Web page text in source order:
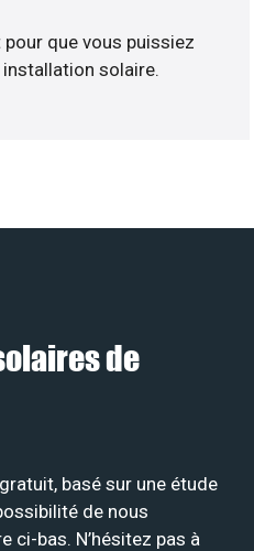
que vous puissiez
solaire.
de
basé sur une étude
de nous
ci-bas. N’hésitez pas à